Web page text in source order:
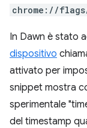
chrome://
In Dawn è stato
dispositivo
attivato per
snippet mostra
sperimentale
del timestamp